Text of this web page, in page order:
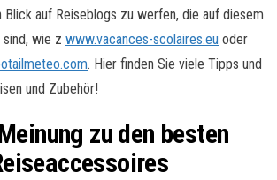
Blick auf Reiseblogs zu werfen, die auf diesem
wie z www.vacances-scolaires.eu oder
. Hier finden Sie viele Tipps und
und Zubehör!
zu den besten